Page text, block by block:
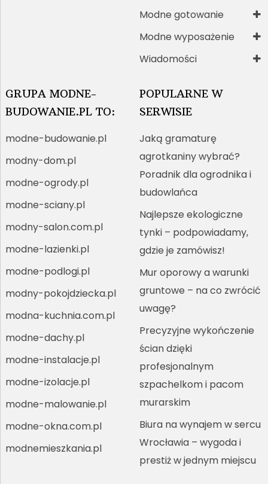
Modne gotowanie
Modne wyposażenie
Wiadomości
GRUPA MODNE-
BUDOWANIE.PL TO:
modne-budowanie.pl
modny-dom.pl
modne-ogrody.pl
modne-sciany.pl
modny-salon.com.pl
modne-lazienki.pl
modne-podlogi.pl
modny-pokojdziecka.pl
modna-kuchnia.com.pl
modne-dachy.pl
modne-instalacje.pl
modne-izolacje.pl
modne-malowanie.pl
modne-okna.com.pl
modnemieszkania.pl
POPULARNE W
SERWISIE
Jaką gramaturę
agrotkaniny wybrać?
Poradnik dla ogrodnika i
budowlańca
Najlepsze ekologiczne
tynki – podpowiadamy,
gdzie je zamówisz!
Mur oporowy a warunki
gruntowe – na co zwrócić
uwagę?
Precyzyjne wykończenie
ścian dzięki
profesjonalnym
szpachelkom i pacom
murarskim
Biura na wynajem w sercu
Wrocławia – wygoda i
prestiż w jednym miejscu